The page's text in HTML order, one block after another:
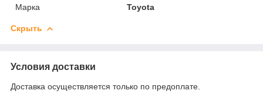
Марка
Toyota
Скрыть
Условия доставки
Доставка осуществляется только по предоплате.